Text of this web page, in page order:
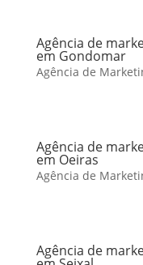
Agência de
em Gondomar
Agência de
Agência de
em Oeiras
Agência de
Agência de